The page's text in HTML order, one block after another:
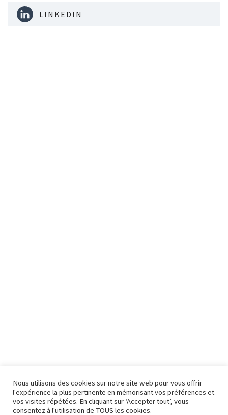
LINKEDIN
Nous utilisons des cookies sur notre site web pour vous offrir
l'expérience la plus pertinente en mémorisant vos préférences et
vos visites répétées. En cliquant sur ‘Accepter tout’, vous
consentez à l'utilisation de TOUS les cookies.